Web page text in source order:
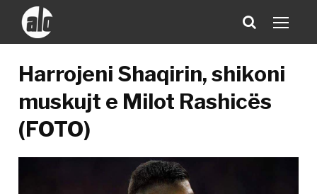
Harrojeni Shaqirin, shikoni
muskujt e Milot Rashicës
(FOTO)